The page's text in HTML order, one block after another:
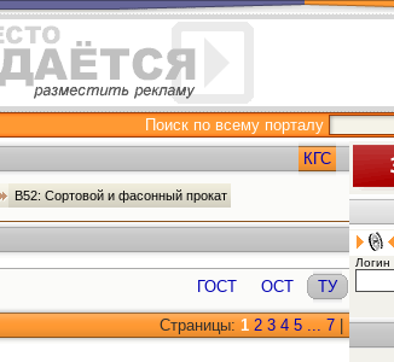
Поиск по всему порталу
КГС
В52: Сортовой и фасонный прокат
ГОСТ ОСТ ТУ
Страницы: 1 2 3 4 5 ... 7
Логин